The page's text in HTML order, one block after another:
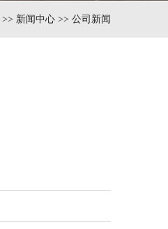
>> 新闻中心 >> 公司新闻